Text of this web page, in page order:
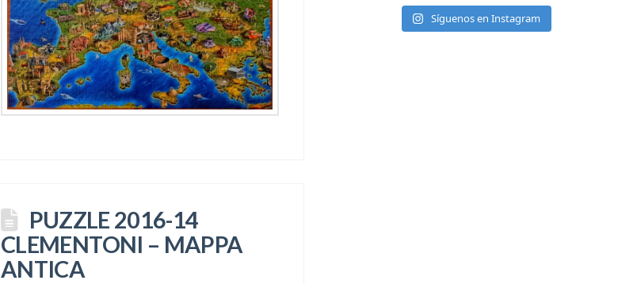
PUZZLE 2016-14
CLEMENTONI – MAPPA
ANTICA
Síguenos en Instagram